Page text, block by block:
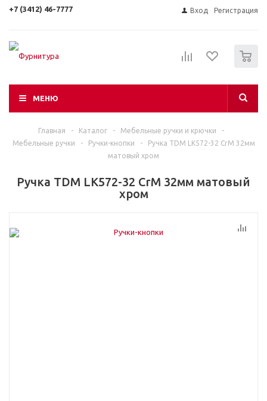
+7 (3412) 46-7777 Вход Регистрация
МЕНЮ
Главная - Каталог - Мебельные ручки и крючки
-
Мебельные ручки
- Ручки-кнопки -
Ручка TDM LK572-32 CrM 32мм
матовый хром
Ручка TDM LK572-32 CrM 32мм матовый
хром